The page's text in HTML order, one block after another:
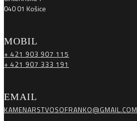
040 01 Košice
MOBIL
+ 421 903 907 115
+ 421 907 333 191
EMAIL
KAMENARSTVOSOFRANKO@GMAIL.COM